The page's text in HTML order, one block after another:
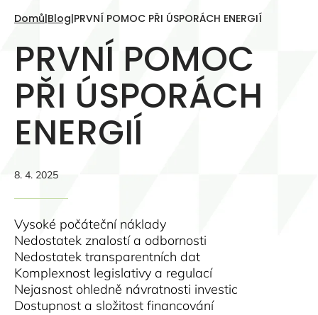
Domů|Blog|PRVNÍ POMOC PŘI ÚSPORÁCH ENERGIÍ
PRVNÍ POMOC
PŘI ÚSPORÁCH
ENERGIÍ
8. 4. 2025
Vysoké počáteční náklady
Nedostatek znalostí a odbornosti
Nedostatek transparentních dat
Komplexnost legislativy a regulací
Nejasnost ohledně návratnosti investic
Dostupnost a složitost financování